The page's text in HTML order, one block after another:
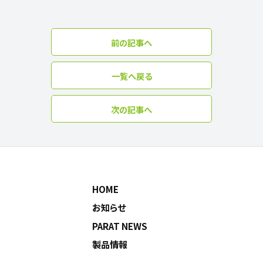
前の記事へ
一覧へ戻る
次の記事へ
HOME
お知らせ
PARAT NEWS
製品情報